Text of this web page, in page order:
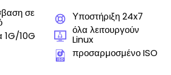
σε
10G
Υποστήριξη 24x7
όλα λειτουργούν
Linux
προσαρμοσμένο ISO